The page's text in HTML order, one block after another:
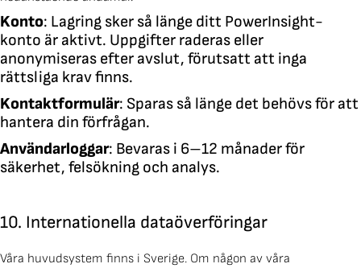
Konto: Lagring sker så länge ditt PowerInsight-
konto är aktivt. Uppgifter raderas eller
anonymiseras efter avslut, förutsatt att inga
rättsliga krav finns.
Kontaktformulär: Sparas så länge det behövs för att
hantera din förfrågan.
Användarloggar: Bevaras i 6–12 månader för
säkerhet, felsökning och analys.
10. Internationella dataöverföringar
Våra huvudsystem finns i Sverige. Om någon av våra